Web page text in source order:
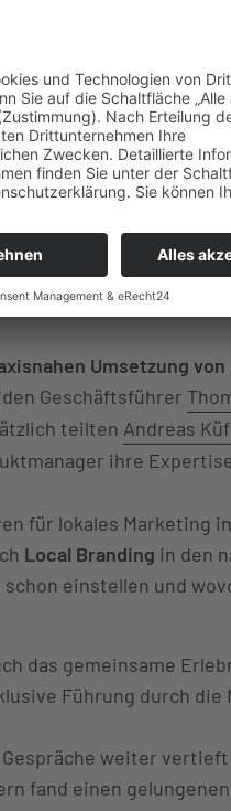
einen
diese Location für
dassskalierbare
harmonieren.
Grundlage, um
vertiefen.
Cases bis zur
Umsetzung von
Geschäftsführer
teilten Andreas
ihre
für lokales Marketing
Local Branding in den
einstellen und
das gemeinsame
Führung durch die
weiter
fand einen